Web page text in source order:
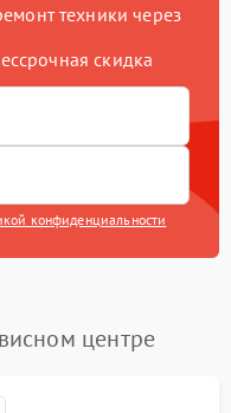
техники через
скидка
конфиденциальности
центре